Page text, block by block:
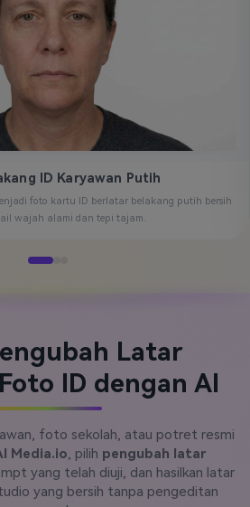
ID Karyawan Putih
foto kartu ID berlatar belakang putih bersih
wajah alami dan tepi tajam.
Latar
ID dengan AI
foto sekolah, atau potret resmi
Media.io, pilih pengubah latar
yang telah diuji, dan hasilkan latar
yang bersih tanpa pengeditan